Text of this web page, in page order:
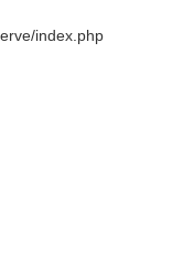
index.php